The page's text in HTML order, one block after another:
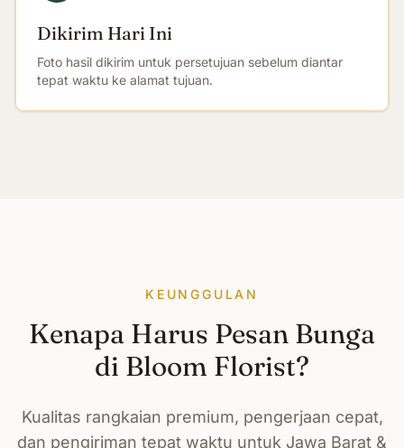
Dikirim Hari Ini
Foto hasil dikirim untuk persetujuan sebelum diantar
tepat waktu ke alamat tujuan.
KEUNGGULAN
Kenapa Harus Pesan Bunga
di Bloom Florist?
Kualitas rangkaian premium, pengerjaan cepat,
dan pengiriman tepat waktu untuk Jawa Barat &